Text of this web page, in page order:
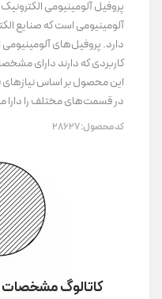
آلومینیومی است که صنایع
دارد. پروفیل‌های آلومینیومی
کاربردی که دارند دارای
این محصول بر اساس نیازهای
در قسمت‌های مختلف را دارا
کد محصول:28627
کاتالوگ